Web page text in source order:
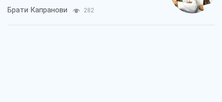
Брати Капранови 282